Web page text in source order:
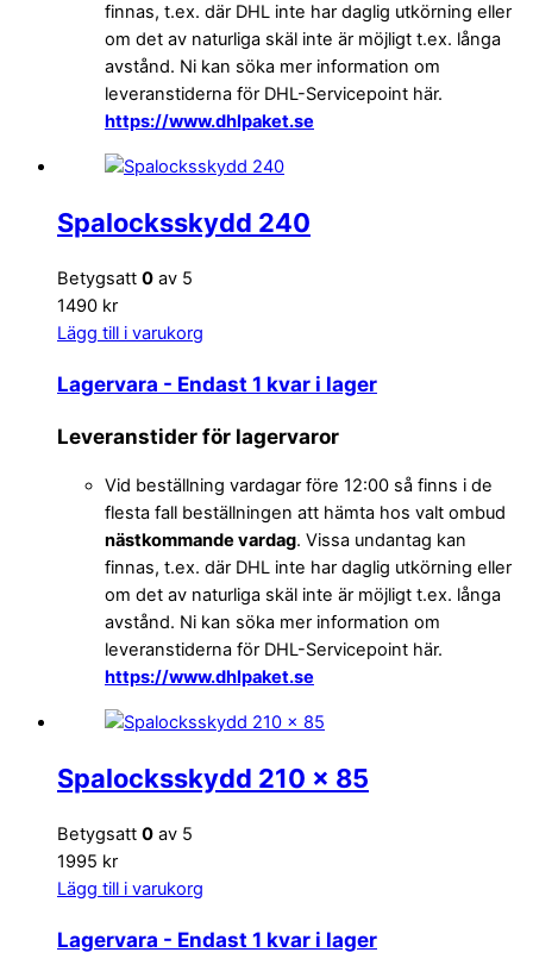
finnas, t.ex. där DHL inte har daglig utkörning eller
om det av naturliga skäl inte är möjligt t.ex. långa
avstånd. Ni kan söka mer information om
leveranstiderna för DHL-Servicepoint här.
https://www.dhlpaket.se
Spalocksskydd 240
Betygsatt 0 av 5
1490 kr
Lägg till i varukorg
Lagervara - Endast 1 kvar i lager
Leveranstider för lagervaror
Vid beställning vardagar före 12:00 så finns i de
flesta fall beställningen att hämta hos valt ombud
nästkommande vardag. Vissa undantag kan
finnas, t.ex. där DHL inte har daglig utkörning eller
om det av naturliga skäl inte är möjligt t.ex. långa
avstånd. Ni kan söka mer information om
leveranstiderna för DHL-Servicepoint här.
https://www.dhlpaket.se
Spalocksskydd 210 x 85
Betygsatt 0 av 5
1995 kr
Lägg till i varukorg
Lagervara - Endast 1 kvar i lager